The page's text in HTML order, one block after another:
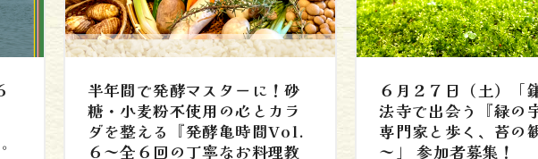
半年間で発酵マスターに！砂
糖・小麦粉不使用の心とカラ
ダを整える『発酵亀時間Vol.
６～全６回の丁寧なお料理教
６月２７日（土）「
法寺で出会う『緑の
専門家と歩く、苔の
～」 参加者募集！